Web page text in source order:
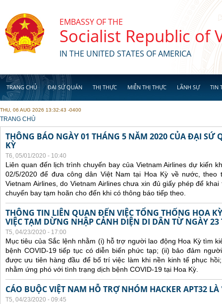
EMBASSY OF THE
Socialist Republic of
IN THE UNITED STATES OF AMERICA
TRANG CHỦ ĐẠI SỨ QUÁN THỊ THỰC MIỄN THỊ THỰC LÃNH SỰ TIN
THU, 06 AUG 2026 13:32:43 -0400
YOU ARE HERE
TRANG CHỦ
THÔNG BÁO NGÀY 01 THÁNG 5 NĂM 2020 CỦA ĐẠI SỨ
KỲ
T6, 05/01/2020 - 10:40
Liên quan đến lịch trình chuyến bay của Vietnam Airlines dự kiến
02/5/2020 để đưa công dân Việt Nam tại Hoa Kỳ về nước, theo
Vietnam Airlines, do Vietnam Airlines chưa xin đủ giấy phép để
chuyến bay tạm hoãn cho đến khi có thông báo tiếp theo.
THÔNG TIN LIÊN QUAN ĐẾN VIỆC TỔNG THỐNG HOA
VIỆC TẠM DỪNG NHẬP CẢNH DIỆN DI DÂN TỪ NGÀY
T5, 04/23/2020 - 17:00
Mục tiêu của Sắc lệnh nhằm (i) hỗ trợ người lao động Hoa Kỳ tìm
bệnh COVID-19 tiếp tục có diễn biến phức tạp; (ii) bảo đảm
được ưu tiên hàng đầu để bố trí việc làm khi nền kinh tế phục
nhằm ứng phó với tình trạng dịch bệnh COVID-19 tại Hoa Kỳ.
CÁO BUỘC VIỆT NAM HỖ TRỢ NHÓM HACKER APT32
T5, 04/23/2020 - 09:45